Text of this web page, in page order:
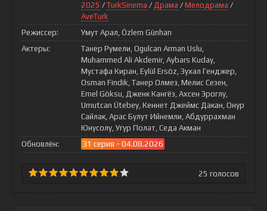
2025 / TurkSinema / Драма / Мелодрама /
AveTurk
Режиссер:
Умут Арал, Özlem Günhan
Актеры:
Танер Румели, Ogulcan Arman Uslu,
Muhammed Ali Akdemir, Aybars Kuday,
Мустафа Киран, Eylül Ersöz, Зухал Генджер,
Osman Findik, Танер Олмез, Мелис Сезен,
Emel Göksu, Дженк Кангёз, Ахсен Эроглу,
Umutcan Ütebey, Кеннет Джеймс Дакан, Онур
Сайлак, Арас Булут Ийнемли, Абдуррахман
Юнусолу, Угур Полат, Седа Акман
Обновлён:
31 серия - 04.08.2026
25 голосов